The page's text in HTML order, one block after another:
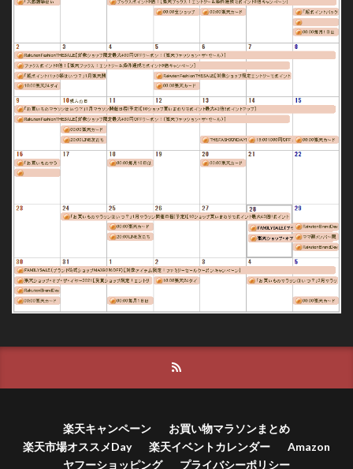
楽天キャンペーン
お買い物マラソンまとめ
楽天市場オススメDay
楽天イベントカレンダー
Amazon
ヤフーショッピング
プライバシーポリシー